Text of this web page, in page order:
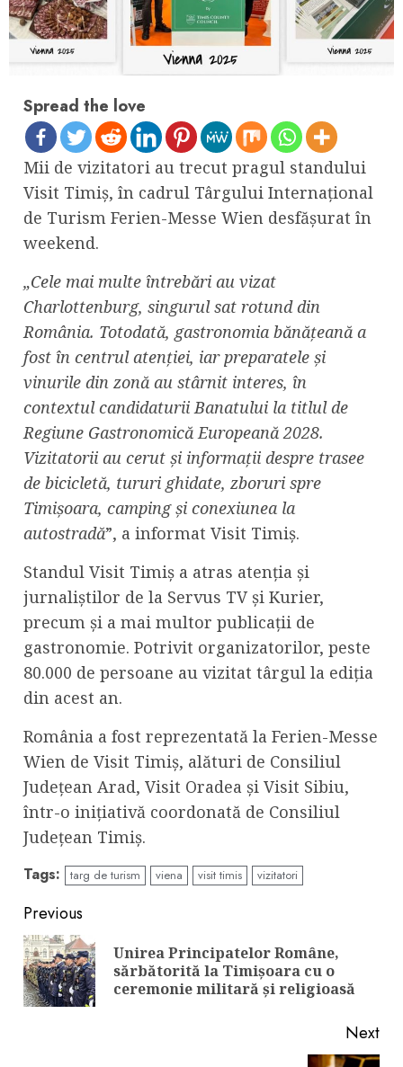
Spread the love
Mii de vizitatori au trecut pragul standului
Visit Timiș, în cadrul Târgului Internațional
de Turism Ferien-Messe Wien desfășurat în
weekend.
„Cele mai multe întrebări au vizat
Charlottenburg, singurul sat rotund din
România. Totodată, gastronomia bănățeană a
fost în centrul atenției, iar preparatele și
vinurile din zonă au stârnit interes, în
contextul candidaturii Banatului la titlul de
Regiune Gastronomică Europeană 2028.
Vizitatorii au cerut și informații despre trasee
de bicicletă, tururi ghidate, zboruri spre
Timișoara, camping și conexiunea la
autostradă”, a informat Visit Timiș.
Standul Visit Timiș a atras atenția și
jurnaliștilor de la Servus TV și Kurier,
precum și a mai multor publicații de
gastronomie. Potrivit organizatorilor, peste
80.000 de persoane au vizitat târgul la ediția
din acest an.
România a fost reprezentată la Ferien-Messe
Wien de Visit Timiș, alături de Consiliul
Județean Arad, Visit Oradea și Visit Sibiu,
într-o inițiativă coordonată de Consiliul
Judeţean Timiş.
Tags: targ de turism viena visit timis vizitatori
Continue
Reading
Previous
Unirea Principatelor Române,
sărbătorită la Timișoara cu o
ceremonie militară și religioasă
Next